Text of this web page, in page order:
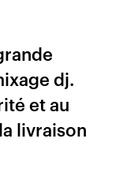
dj.
et au
livraison